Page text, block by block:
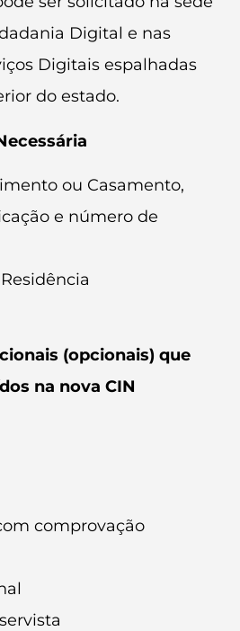
Digital e nas
Digitais espalhadas
do estado.
ou Casamento,
e número de
(opcionais) que
na nova CIN
comprovação